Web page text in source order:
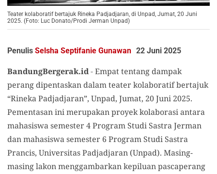
Teater kolaboratif bertajuk Rineka Padjadjaran, di Unpad, Jumat, 20 Juni
2025. (Foto: Luc Donato/Prodi Jerman Unpad)
Penulis Selsha Septifanie Gunawan 22 Juni 2025
BandungBergerak.id-Empat tentang dampak
perang dipentaskan dalam teater kolaboratif bertajuk
“Rineka Padjadjaran”, Unpad, Jumat, 20 Juni 2025.
Pementasan ini merupakan proyek kolaborasi antara
mahasiswa semester 4 Program Studi Sastra Jerman
dan mahasiswa semester 6 Program Studi Sastra
Prancis, Universitas Padjadjaran (Unpad). Masing-
masing lakon menggambarkan kepiluan pascaperang